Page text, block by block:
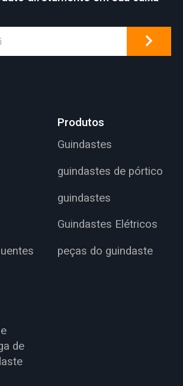
de
Produtos
Guindastes
guindastes de pórtico
guindastes
Guindastes Elétricos
peças do guindaste